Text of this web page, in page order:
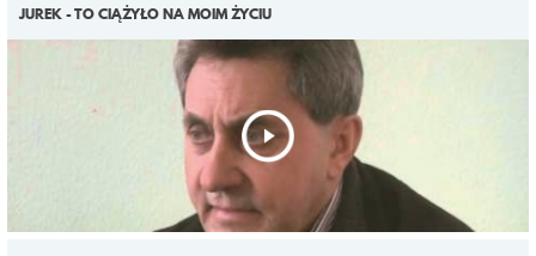
JUREK - TO CIĄŻYŁO NA MOIM ŻYCIU